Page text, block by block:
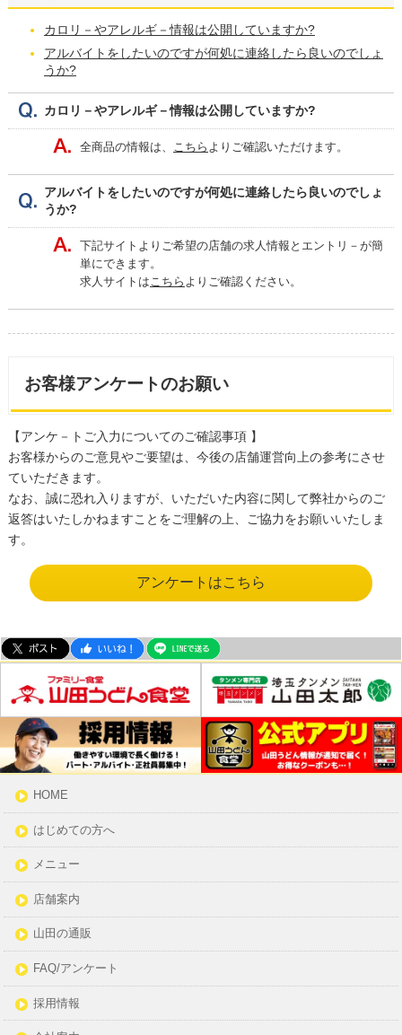
カロリ－やアレルギ－情報は公開していますか?
アルバイトをしたいのですが何処に連絡したら良いのでしょ
うか?
カロリ－やアレルギ－情報は公開していますか?
全商品の情報は、 こちら よりご確認いただけます。
アルバイトをしたいのですが何処に連絡したら良いのでしょ
うか?
下記サイトよりご希望の店舗の求人情報とエントリ－が簡
単にできます。
求人サイトは こちら よりご確認ください。
お客様アンケートのお願い
【アンケ－トご入力についてのご確認事項 】
お客様からのご意見やご要望は、今後の店舗運営向上の参考にさせ
ていただきます。
なお、誠に恐れ入りますが、いただいた内容に関して弊社からのご
返答はいたしかねますことをご理解の上、ご協力をお願いいたしま
す。
アンケートはこちら
HOME
はじめての方へ
メニュー
店舗案内
山田の通販
FAQ/アンケート
採用情報